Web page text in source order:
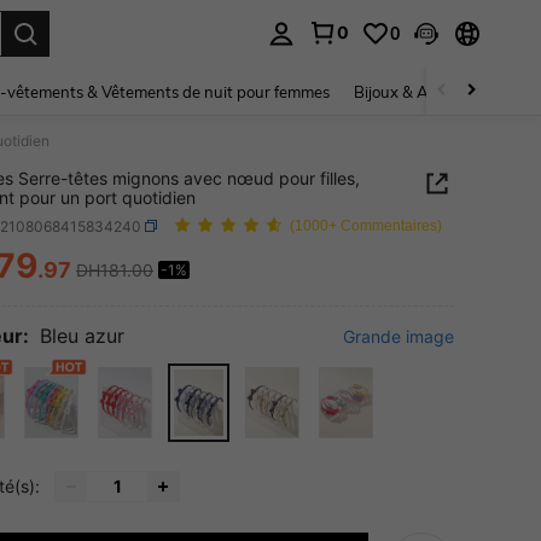
0 0
vêtements & Vêtements de nuit pour femmes Bijoux & Accessoires pour
Serre-têtes mignons avec nœud pour filles,
pour un port quotidien
(1000+ Commentaires)
AND AVAILABILITY
.97 DH181.00 -1%
Bleu azur Grande image